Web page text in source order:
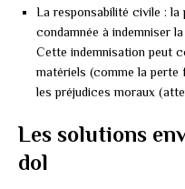
La responsabilité civile :
condamnée à indemniser
Cette indemnisation peut
matériels (comme la perte
les préjudices moraux
Les solutions
dol